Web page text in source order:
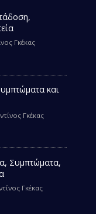
Γκέκας
και
Γκέκας
Συμπτώματα,
Γκέκας